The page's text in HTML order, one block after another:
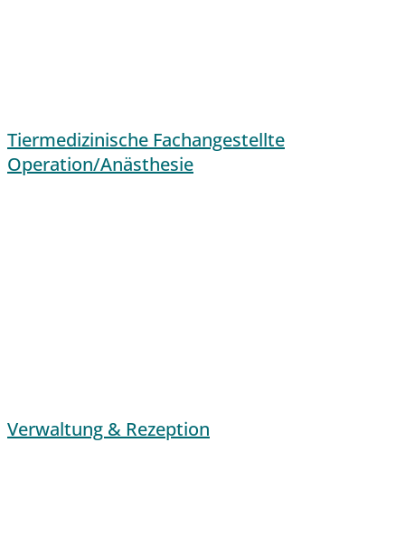
Tiermedizinische Fachangestellte
Operation/Anästhesie
Verwaltung & Rezeption